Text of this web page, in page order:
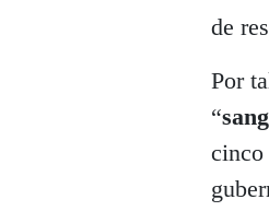
de
Por
“
cinco